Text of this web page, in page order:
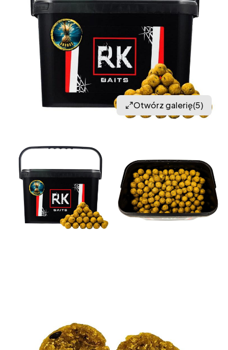
Otwórz galerię(5)